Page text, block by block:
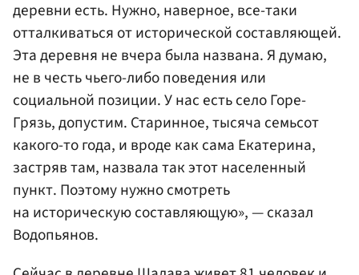
деревни есть. Нужно, наверное, все-таки
отталкиваться от исторической составляющей.
Эта деревня не вчера была названа. Я думаю,
не в честь чьего-либо поведения или
социальной позиции. У нас есть село Горе-
Грязь, допустим. Старинное, тысяча семьсот
какого-то года, и вроде как сама Екатерина,
застряв там, назвала так этот населенный
пункт. Поэтому нужно смотреть
на историческую составляющую», — сказал
Водопьянов.